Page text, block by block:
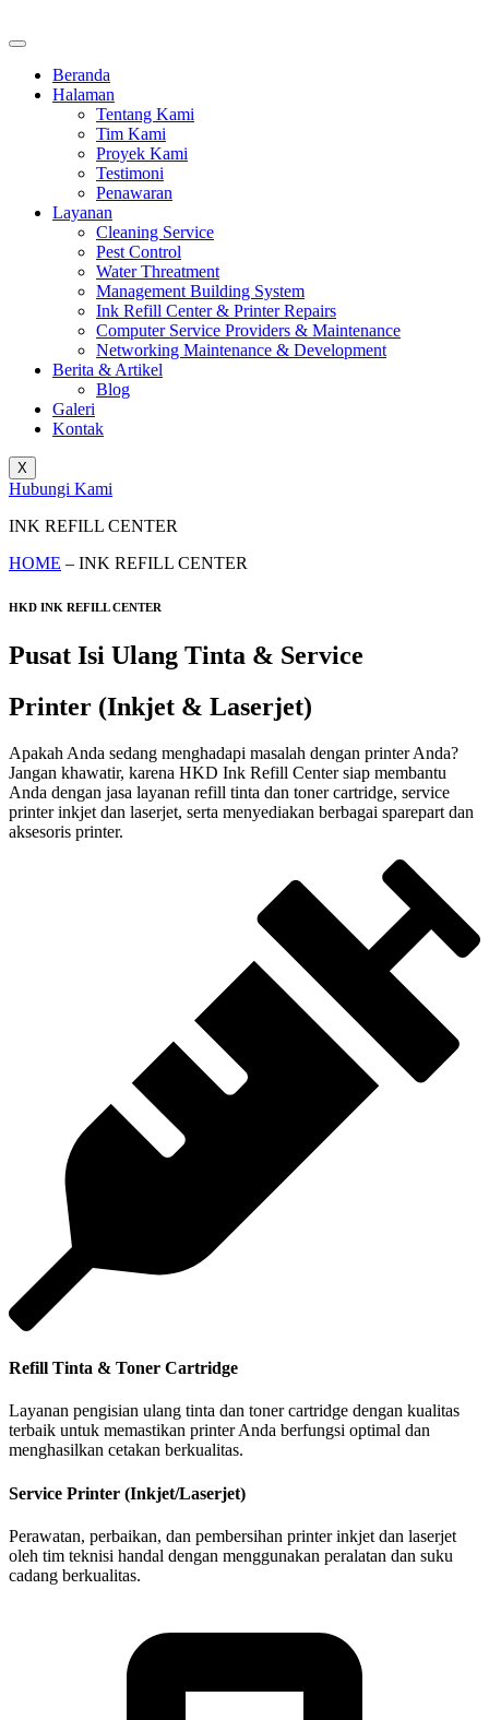
Beranda
Halaman
Tentang Kami
Tim Kami
Proyek Kami
Testimoni
Penawaran
Layanan
Cleaning Service
Pest Control
Water Threatment
Management Building System
Ink Refill Center & Printer Repairs
Computer Service Providers & Maintenance
Networking Maintenance & Development
Berita & Artikel
Blog
Galeri
Kontak
X
Hubungi Kami
INK REFILL CENTER
HOME – INK REFILL CENTER
HKD INK REFILL CENTER
Pusat Isi Ulang Tinta & Service
Printer (Inkjet & Laserjet)
Apakah Anda sedang menghadapi masalah dengan printer Anda?
Jangan khawatir, karena HKD Ink Refill Center siap membantu
Anda dengan jasa layanan refill tinta dan toner cartridge, service
printer inkjet dan laserjet, serta menyediakan berbagai sparepart dan
aksesoris printer.
Refill Tinta & Toner Cartridge
Layanan pengisian ulang tinta dan toner cartridge dengan kualitas
terbaik untuk memastikan printer Anda berfungsi optimal dan
menghasilkan cetakan berkualitas.
Service Printer (Inkjet/Laserjet)
Perawatan, perbaikan, dan pembersihan printer inkjet dan laserjet
oleh tim teknisi handal dengan menggunakan peralatan dan suku
cadang berkualitas.